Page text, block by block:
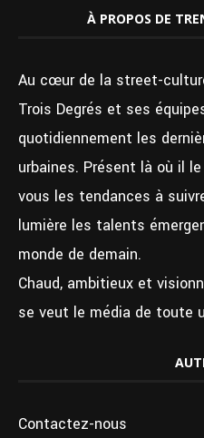
À PROPOS DE
Au cœur de la street-
Trois Degrés et ses
quotidiennement les
urbaines. Présent là où il
vous les tendances à
lumière les talents
monde de demain.
Chaud, ambitieux et
se veut le média de toute
Contactez-nous